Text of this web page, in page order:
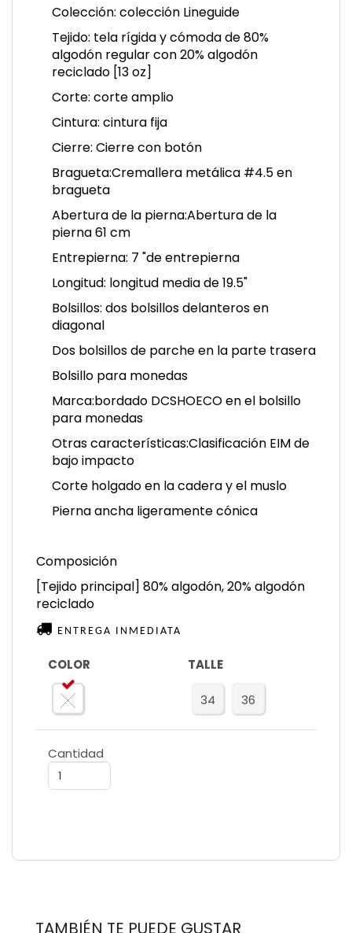
Colección: colección Lineguide
Tejido: tela rígida y cómoda de 80%
algodón regular con 20% algodón
reciclado [13 oz]
Corte: corte amplio
Cintura: cintura fija
Cierre: Cierre con botón
Bragueta:Cremallera metálica #4.5 en
bragueta
Abertura de la pierna:Abertura de la
pierna 61 cm
Entrepierna: 7 "de entrepierna
Longitud: longitud media de 19.5"
Bolsillos: dos bolsillos delanteros en
diagonal
Dos bolsillos de parche en la parte trasera
Bolsillo para monedas
Marca:bordado DCSHOECO en el bolsillo
para monedas
Otras características:Clasificación EIM de
bajo impacto
Corte holgado en la cadera y el muslo
Pierna ancha ligeramente cónica
Composición
[Tejido principal] 80% algodón, 20% algodón
reciclado
ENTREGA INMEDIATA
COLOR TALLE
34 36
Cantidad